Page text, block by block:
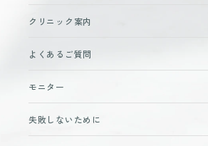
クリニック案内
よくあるご質問
モニター
失敗しないために